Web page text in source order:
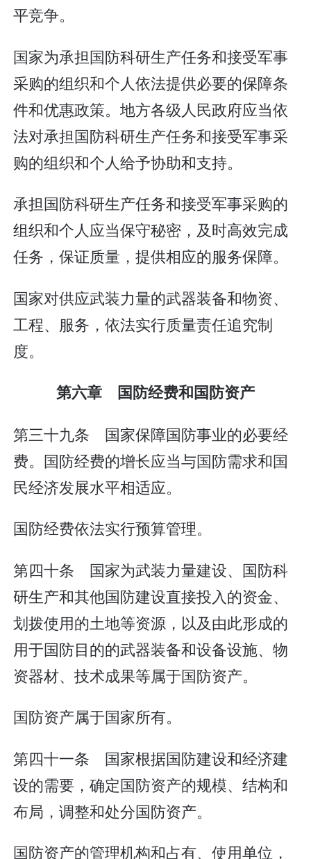
平竞争。
国家为承担国防科研生产任务和接受军事
采购的组织和个人依法提供必要的保障条
件和优惠政策。地方各级人民政府应当依
法对承担国防科研生产任务和接受军事采
购的组织和个人给予协助和支持。
承担国防科研生产任务和接受军事采购的
组织和个人应当保守秘密，及时高效完成
任务，保证质量，提供相应的服务保障。
国家对供应武装力量的武器装备和物资、
工程、服务，依法实行质量责任追究制
度。
第六章 国防经费和国防资产
第三十九条 国家保障国防事业的必要经
费。国防经费的增长应当与国防需求和国
民经济发展水平相适应。
国防经费依法实行预算管理。
第四十条 国家为武装力量建设、国防科
研生产和其他国防建设直接投入的资金、
划拨使用的土地等资源，以及由此形成的
用于国防目的的武器装备和设备设施、物
资器材、技术成果等属于国防资产。
国防资产属于国家所有。
第四十一条 国家根据国防建设和经济建
设的需要，确定国防资产的规模、结构和
布局，调整和处分国防资产。
国防资产的管理机构和占有、使用单位，